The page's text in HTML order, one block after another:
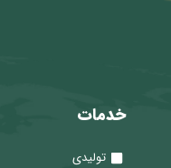
خدمات
تولیدی